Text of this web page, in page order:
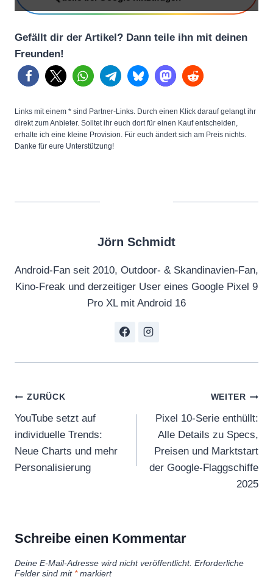
o
o
i
n
t
o
v
u
i
o
n
m
“
o
Gefällt dir der Artikel? Dann teile ihn mit deinen
Freunden!
Links mit einem * sind Partner-Links. Durch einen Klick darauf gelangt ihr
direkt zum Anbieter. Solltet ihr euch dort für einen Kauf entscheiden,
erhalte ich eine kleine Provision. Für euch ändert sich am Preis nichts.
Danke für eure Unterstützung!
Jörn Schmidt
Android-Fan seit 2010, Outdoor- & Skandinavien-Fan,
Kino-Freak und derzeitiger User eines Google Pixel 9
Pro XL mit Android 16
Beitragsnavigation
ZURÜCK
YouTube setzt auf
individuelle Trends:
Neue Charts und mehr
Personalisierung
WEITER
Pixel 10-Serie enthüllt:
Alle Details zu Specs,
Preisen und Marktstart
der Google-Flaggschiffe
2025
Schreibe einen Kommentar
Deine E-Mail-Adresse wird nicht veröffentlicht. Erforderliche
Felder sind mit *markiert